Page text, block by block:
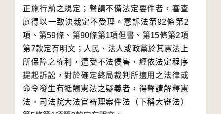
正施行前之規定；聲請不備法定要件者，審查
庭得以一致決裁定不受理。憲訴法第92條第2
項、第59條、第90條第1項但書、第15條第2項
第7款定有明文；人民、法人或政黨於其憲法上
所保障之權利，遭受不法侵害，經依法定程序
提起訴訟，對於確定終局裁判所適用之法律或
命令發生有牴觸憲法之疑義者，得聲請解釋憲
法，司法院大法官審理案件法（下稱大審法）